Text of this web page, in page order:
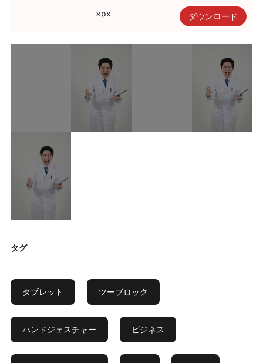
×px ダウンロード
タグ
タブレット ツーブロック
ハンドジェスチャー ビジネス